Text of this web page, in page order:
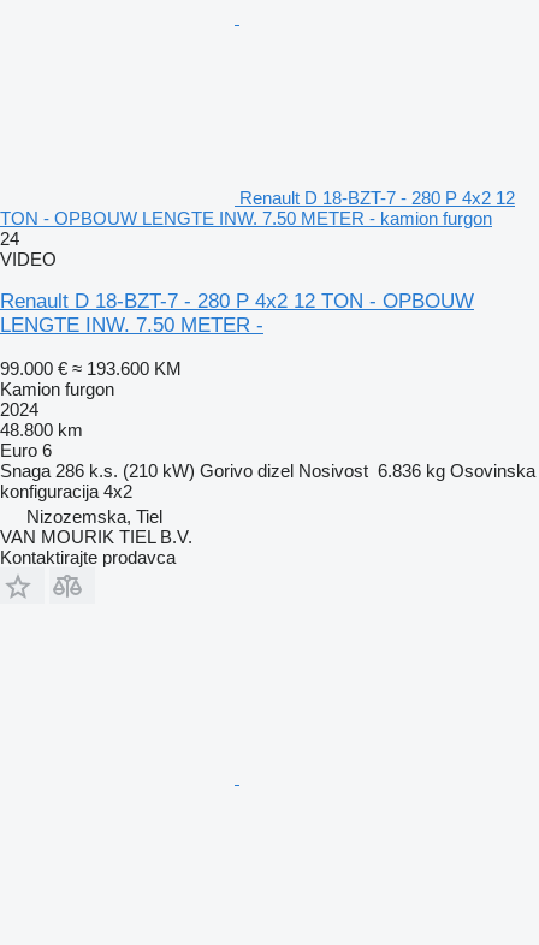
Renault D 18-BZT-7 - 280 P 4x2 12
TON - OPBOUW LENGTE INW. 7.50 METER - kamion furgon
24
VIDEO
Renault D 18-BZT-7 - 280 P 4x2 12 TON - OPBOUW
LENGTE INW. 7.50 METER -
99.000 € ≈ 193.600 KM
Kamion furgon
2024
48.800 km
Euro 6
Snaga 286 k.s. (210 kW) Gorivo dizel Nosivost 6.836 kg Osovinska
konfiguracija 4x2
Nizozemska, Tiel
VAN MOURIK TIEL B.V.
Kontaktirajte prodavca